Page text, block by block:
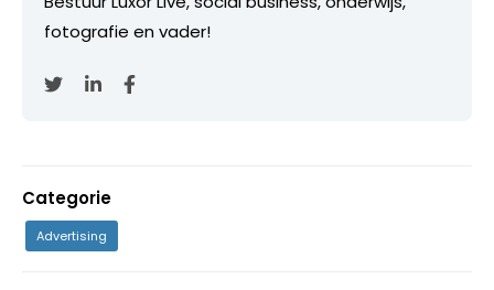
fotografie en vader!
Categorie
Advertising